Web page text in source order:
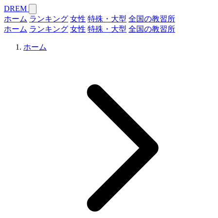
DREM
ホーム ランキング 女性 特殊・大型 全国の教習所
ホーム ランキング 女性 特殊・大型 全国の教習所
ホーム